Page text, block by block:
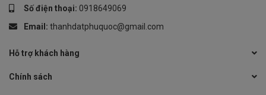
Số điện thoại: 0918649069
Email: thanhdatphuquoc@gmail.com
Hỗ trợ khách hàng
Chính sách